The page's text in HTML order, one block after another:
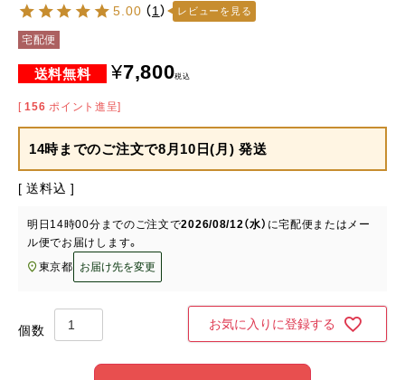
5.00 （1 ） レビューを見る
宅配便
¥7,800税込
[ 156 ポイント進呈]
14時までのご注文で8月10日(月) 発送
送料込
明日 14時00分 までのご注文で2026/08/12（水） に宅配便またはメー
ル便でお届けします。
東京都
お届け先を変更
お気に入りに登録する